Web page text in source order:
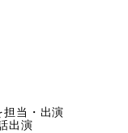
担当・出演
出演